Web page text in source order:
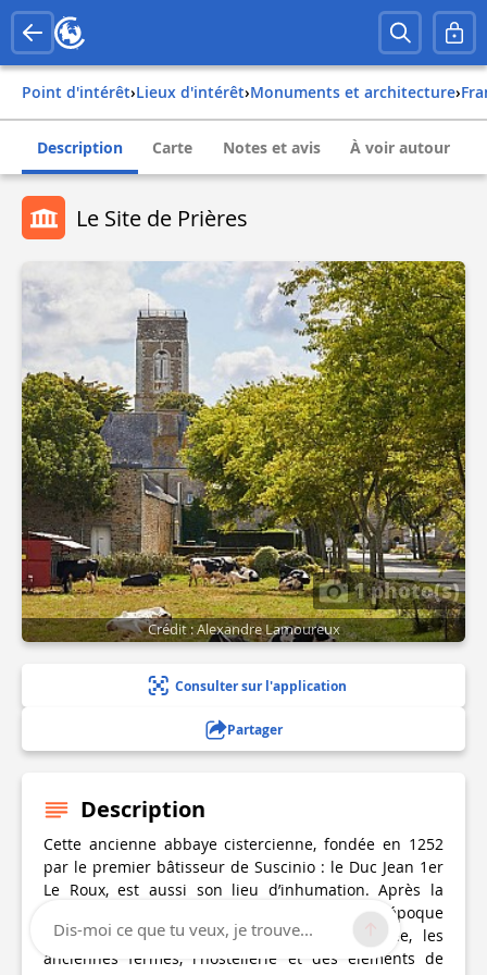
Point d'intérêt› Lieux d'intérêt› Monuments et architecture›
Description Carte Notes et avis À voir autour
Le Site de Prières
1 photo(s)
Crédit : Alexandre Lamoureux
Consulter sur l'application
Partager
Description
Cette ancienne abbaye cistercienne, fondée en 1252
par le premier bâtisseur de Suscinio : le Duc Jean 1er
Le Roux, est aussi son lieu d’inhumation. Après la
Révolution, le site n’a conservé de cette époque
florissante que quelques vestiges: son entrée, les
anciennes fermes, l'hostellerie et des éléments de
Dis-moi ce que tu veux, je trouve...